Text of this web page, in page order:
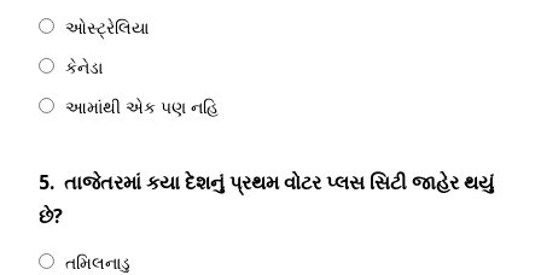
ઓસ્ટ્રેલિયા
કેનેડા
આમાંથી એક પણ નહિ
5. તાજેતરમાં કયા દેશનું પ્રથમ વોટર પ્લસ સિટી જાહેર થયું
છે?
તમિલનાડુ